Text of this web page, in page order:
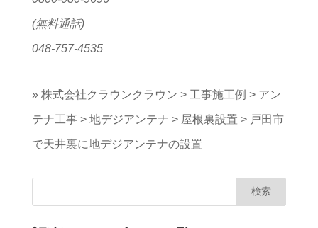
(無料通話)
048-757-4535
» 株式会社クラウンクラウン > 工事施工例 > アン
テナ工事> 地デジアンテナ > 屋根裏設置 > 戸田市
で天井裏に地デジアンテナの設置